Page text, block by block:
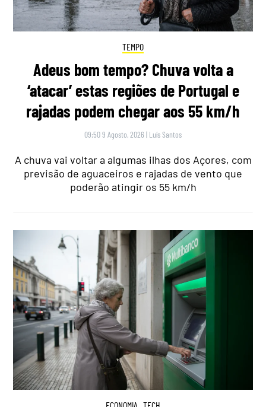
TEMPO
Adeus bom tempo? Chuva volta a
‘atacar’ estas regiões de Portugal e
rajadas podem chegar aos 55 km/h
09:50 9 Agosto, 2026 | Luís Santos
A chuva vai voltar a algumas ilhas dos Açores, com
previsão de aguaceiros e rajadas de vento que
poderão atingir os 55 km/h